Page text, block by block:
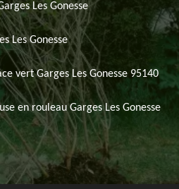
Les Gonesse
Les Gonesse
vert Garges Les Gonesse 95140
en rouleau Garges Les Gonesse